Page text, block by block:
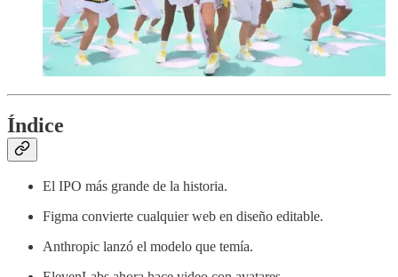
Índice
El IPO más grande de la historia.
Figma convierte cualquier web en diseño editable.
Anthropic lanzó el modelo que temía.